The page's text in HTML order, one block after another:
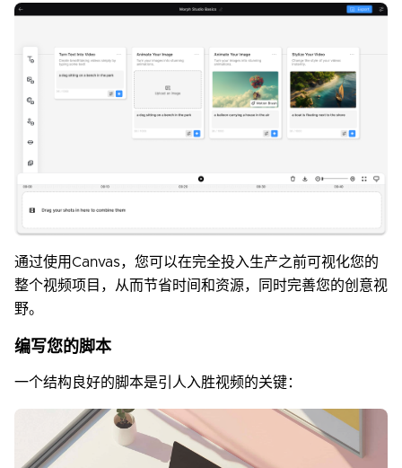
通过使用Canvas，您可以在完全投入生产之前可视化您的
整个视频项目，从而节省时间和资源，同时完善您的创意视
野。
编写您的脚本
一个结构良好的脚本是引人入胜视频的关键：